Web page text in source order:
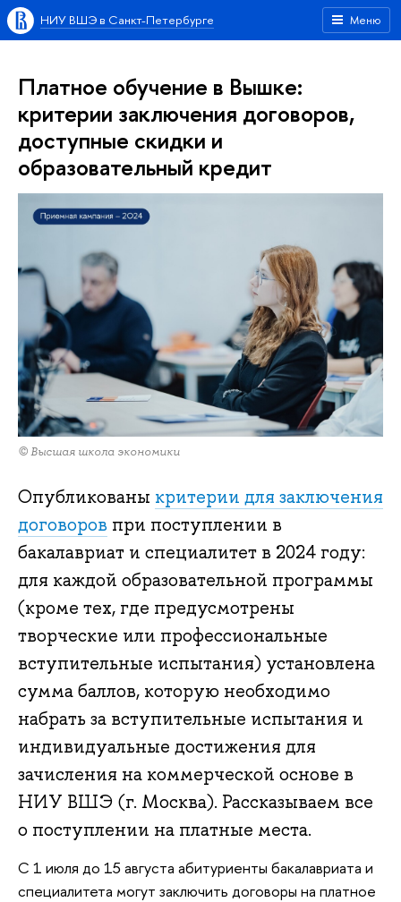
Меню
НИУ ВШЭ в Санкт-Петербурге
Платное обучение в Вышке:
критерии заключения договоров,
доступные скидки и
образовательный кредит
© Высшая школа экономики
Опубликованы критерии для заключения
договоров при поступлении в
бакалавриат и специалитет в 2024 году:
для каждой образовательной программы
(кроме тех, где предусмотрены
творческие или профессиональные
вступительные испытания) установлена
сумма баллов, которую необходимо
набрать за вступительные испытания и
индивидуальные достижения для
зачисления на коммерческой основе в
НИУ ВШЭ (г. Москва). Рассказываем все
о поступлении на платные места.
С 1 июля до 15 августа абитуриенты бакалавриата и
специалитета могут заключить договоры на платное